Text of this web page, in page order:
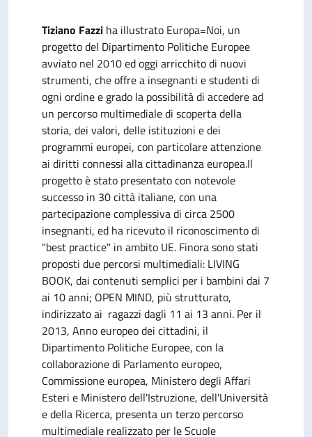
Tiziano Fazzi ha illustrato Europa=Noi, un
progetto del Dipartimento Politiche Europee
avviato nel 2010 ed oggi arricchito di nuovi
strumenti, che offre a insegnanti e studenti di
ogni ordine e grado la possibilità di accedere ad
un percorso multimediale di scoperta della
storia, dei valori, delle istituzioni e dei
programmi europei, con particolare attenzione
ai diritti connessi alla cittadinanza europea.Il
progetto è stato presentato con notevole
successo in 30 città italiane, con una
partecipazione complessiva di circa 2500
insegnanti, ed ha ricevuto il riconoscimento di
"best practice" in ambito UE. Finora sono stati
proposti due percorsi multimediali: LIVING
BOOK, dai contenuti semplici per i bambini dai 7
ai 10 anni; OPEN MIND, più strutturato,
indirizzato ai ragazzi dagli 11 ai 13 anni. Per il
2013, Anno europeo dei cittadini, il
Dipartimento Politiche Europee, con la
collaborazione di Parlamento europeo,
Commissione europea, Ministero degli Affari
Esteri e Ministero dell'Istruzione, dell'Università
e della Ricerca, presenta un terzo percorso
multimediale realizzato per le Scuole